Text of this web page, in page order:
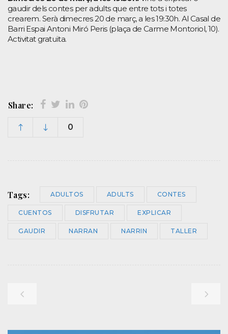
gaudir dels contes per adults que entre tots i totes
crearem. Serà dimecres 20 de març, a les 19:30h. Al Casal de
Barri Espai Antoni Miró Peris (plaça de Carme Montoriol, 10).
Activitat gratuïta.
Share:
0
Tags: ADULTOS ADULTS CONTES
CUENTOS DISFRUTAR EXPLICAR
GAUDIR NARRAN NARRIN TALLER